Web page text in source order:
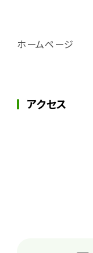
ホームページ
アクセス